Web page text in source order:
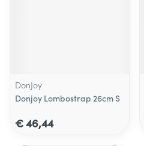
DonJoy
Donjoy Lombostrap 26cm S
€ 46,44